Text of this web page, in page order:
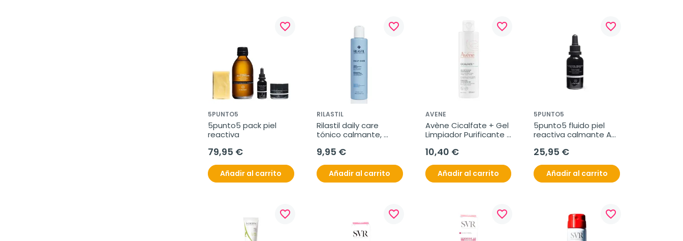
favorite_border
5PUNTO5
5punto5 pack piel
reactiva
79,95 €
Añadir al carrito
favorite_border
RILASTIL
Rilastil daily care
tónico calmante,
9,95 €
Añadir al carrito
favorite_border
AVENE
Avène Cicalfate + Gel
Limpiador Purificante
10,40 €
Añadir al carrito
favorite_border
5PUNTO5
5punto5 fluido piel
reactiva calmante AR,
25,95 €
Añadir al carrito
favorite_border favorite_border favorite_border favorite_border